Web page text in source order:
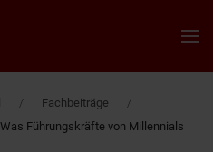
Fachbeiträge
Was Führungskräfte von Millennials